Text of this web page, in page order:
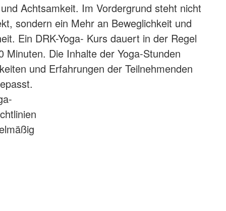
Achtsamkeit. Im Vordergrund steht nicht
sondern ein Mehr an Beweglichkeit und
Ein DRK-Yoga- Kurs dauert in der Regel
Minuten. Die Inhalte der Yoga-Stunden
und Erfahrungen der Teilnehmenden